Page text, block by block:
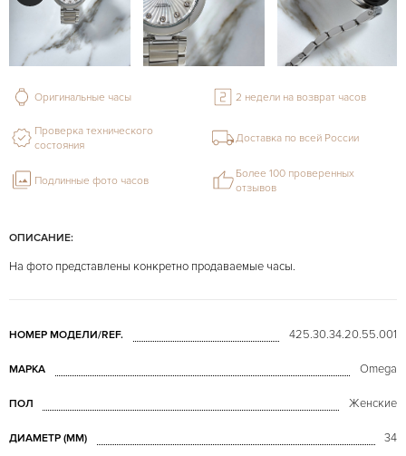
ОПИСАНИЕ:
На фото представлены конкретно продаваемые часы.
НОМЕР МОДЕЛИ/REF. 425.30.34.20.55.001
МАРКА Omega
ПОЛ Женские
ДИАМЕТР (MM) 34
Оригинальные часы 2 недели на возврат часов
Проверка технического
состояния
Доставка по всей России
Подлинные фото часов
Более 100 проверенных
отзывов